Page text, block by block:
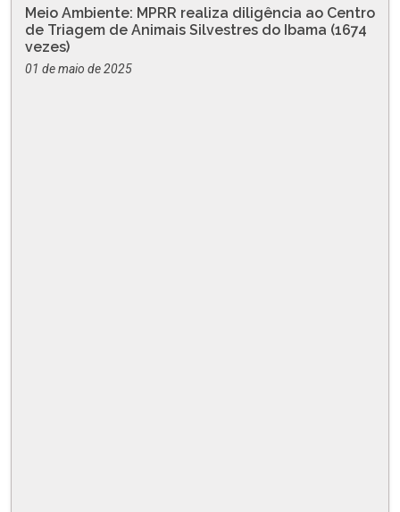
Meio Ambiente: MPRR realiza diligência ao Centro
de Triagem de Animais Silvestres do Ibama (1674
vezes)
01 de maio de 2025